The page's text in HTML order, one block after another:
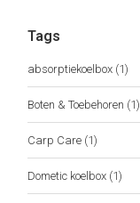
Tags
absorptiekoelbox (1)
Boten & Toebehoren (1)
Carp Care (1)
Dometic koelbox (1)